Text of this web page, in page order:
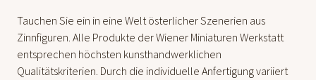
Tauchen Sie ein in eine Welt österlicher Szenerien aus
Zinnfiguren. Alle Produkte der Wiener Miniaturen Werkstatt
entsprechen höchsten kunsthandwerklichen
Qualitätskriterien. Durch die individuelle Anfertigung variiert